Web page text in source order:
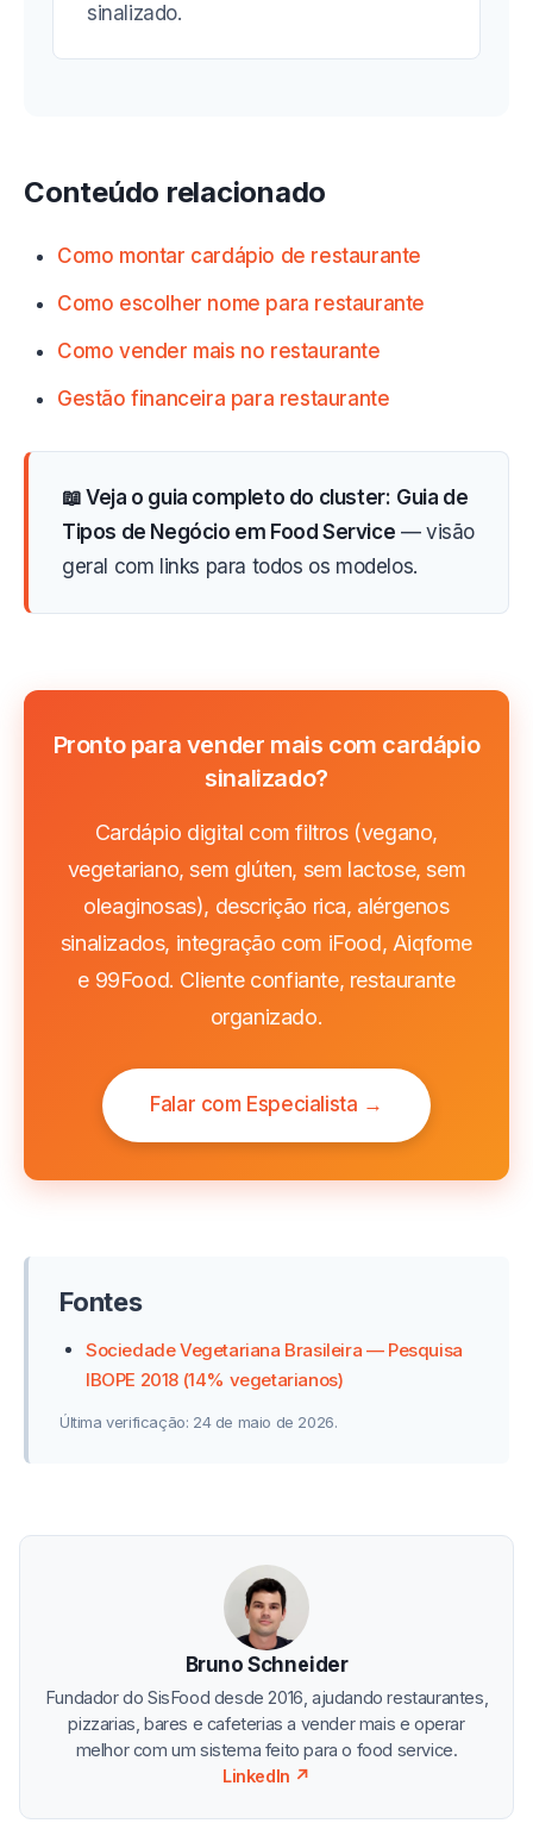
sinalizado.
Conteúdo relacionado
Como montar cardápio de restaurante
Como escolher nome para restaurante
Como vender mais no restaurante
Gestão financeira para restaurante
📖 Veja o guia completo do cluster: Guia de
Tipos de Negócio em Food Service — visão
geral com links para todos os modelos.
Pronto para vender mais com cardápio
sinalizado?
Cardápio digital com filtros (vegano,
vegetariano, sem glúten, sem lactose, sem
oleaginosas), descrição rica, alérgenos
sinalizados, integração com iFood, Aiqfome
e 99Food. Cliente confiante, restaurante
organizado.
Falar com Especialista →
Fontes
Sociedade Vegetariana Brasileira — Pesquisa
IBOPE 2018 (14% vegetarianos)
Última verificação: 24 de maio de 2026.
Bruno Schneider
Fundador do SisFood desde 2016, ajudando restaurantes,
pizzarias, bares e cafeterias a vender mais e operar
melhor com um sistema feito para o food service.
LinkedIn ↗